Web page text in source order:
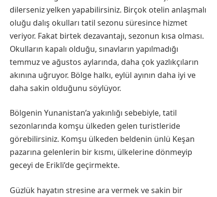
dilerseniz yelken yapabilirsiniz. Birçok otelin anlaşmalı
oluğu dalış okulları tatil sezonu süresince hizmet
veriyor. Fakat birtek dezavantajı, sezonun kısa olması.
Okulların kapalı olduğu, sınavların yapılmadığı
temmuz ve ağustos aylarında, daha çok yazlıkçıların
akınına uğruyor. Bölge halkı, eylül ayının daha iyi ve
daha sakin olduğunu söylüyor.
Bölgenin Yunanistan’a yakınlığı sebebiyle, tatil
sezonlarında komşu ülkeden gelen turistleride
görebilirsiniz. Komşu ülkeden beldenin ünlü Keşan
pazarına gelenlerin bir kısmı, ülkelerine dönmeyip
geceyi de Erikli’de geçirmekte.
Güzlük hayatın stresine ara vermek ve sakin bir